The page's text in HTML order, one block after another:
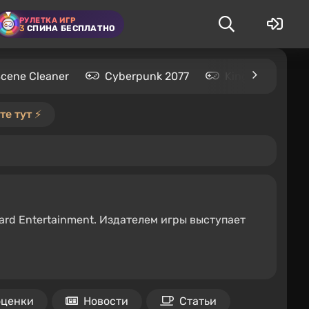
РУЛЕТКА ИГР
3 СПИНА БЕСПЛАТНО
Cleaner Cyberpunk 2077 Kingdom
тут ⚡️
Entertainment. Издателем игры выступает
Новости Статьи